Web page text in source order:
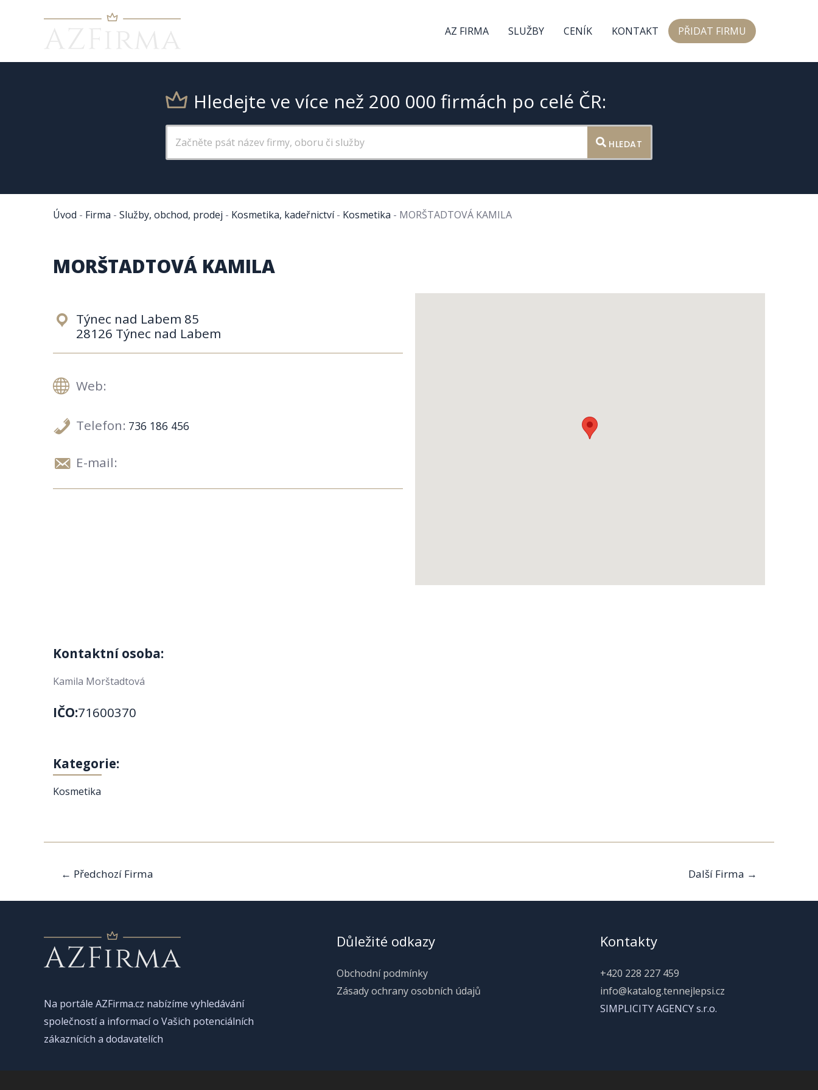
AZ FIRMA SLUŽBY CENÍK KONTAKT PŘIDAT FIRMU
Hledejte ve více než 200 000 firmách po celé ČR:
HLEDAT
Úvod - Firma - Služby, obchod, prodej - Kosmetika, kadeřnictví- Kosmetika - MORŠTADTOVÁ KAMILA
MORŠTADTOVÁ KAMILA
Týnec nad Labem 85
28126 Týnec nad Labem
Web:
Telefon: 736 186 456
E-mail:
Kontaktní osoba:
Kamila Morštadtová
IČO:71600370
Kategorie:
Kosmetika
Navigace
pro
příspěvek
← Předchozí Firma Další Firma →
Na portále AZFirma.cz nabízíme vyhledávání
společností a informací o Vašich potenciálních
zákaznících a dodavatelích
Důležité odkazy
Obchodní podmínky
Zásady ochrany osobních údajů
Kontakty
+420 228 227 459
info@katalog.tennejlepsi.cz
SIMPLICITY AGENCY s.r.o.